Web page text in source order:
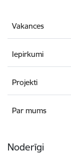
Vakances
Iepirkumi
Projekti
Par mums
Noderīgi